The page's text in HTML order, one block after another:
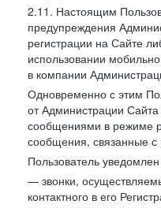
2.11. Настоящим
предупреждения
регистрации на Сайте
использовании
в компании
Одновременно с этим
от Администрации
сообщениями в режиме
сообщения, связанные с
Пользователь
— звонки,
контактного в его